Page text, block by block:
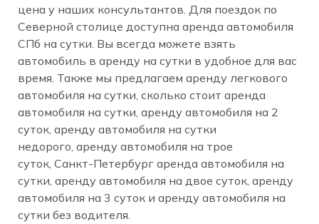
цена у наших консультантов. Для поездок по
Северной столице доступна аренда автомобиля
СПб на сутки. Вы всегда можете взять
автомобиль в аренду на сутки в удобное для вас
время. Также мы предлагаем аренду легкового
автомобиля на сутки, сколько стоит аренда
автомобиля на сутки, аренду автомобиля на 2
суток, аренду автомобиля на сутки
недорого, аренду автомобиля на трое
суток, Санкт-Петербург аренда автомобиля на
сутки, аренду автомобиля на двое суток, аренду
автомобиля на 3 суток и аренду автомобиля на
сутки без водителя.